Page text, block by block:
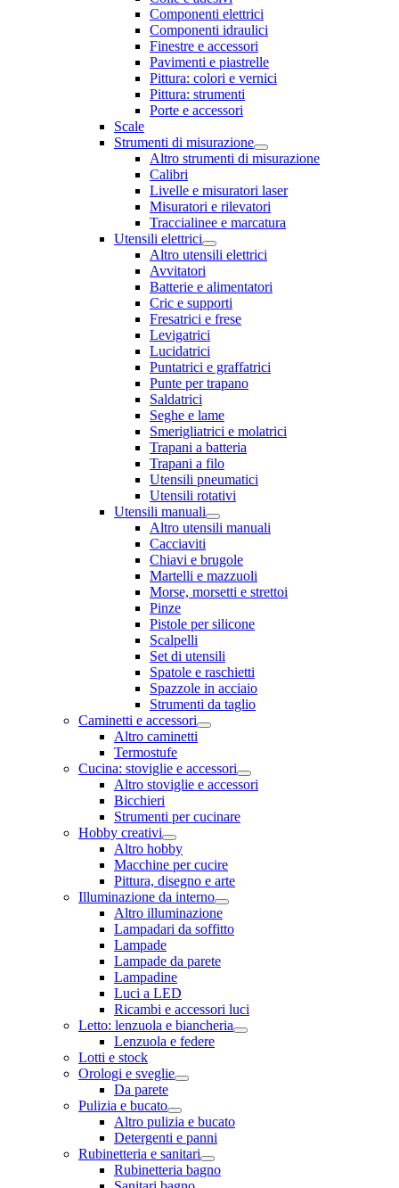
Componenti elettrici
Componenti idraulici
Finestre e accessori
Pavimenti e piastrelle
Pittura: colori e vernici
Pittura: strumenti
Porte e accessori
Scale
Strumenti di misurazione
Altro strumenti di misurazione
Calibri
Livelle e misuratori laser
Misuratori e rilevatori
Traccialinee e marcatura
Utensili elettrici
Altro utensili elettrici
Avvitatori
Batterie e alimentatori
Cric e supporti
Fresatrici e frese
Levigatrici
Lucidatrici
Puntatrici e graffatrici
Punte per trapano
Saldatrici
Seghe e lame
Smerigliatrici e molatrici
Trapani a batteria
Trapani a filo
Utensili pneumatici
Utensili rotativi
Utensili manuali
Altro utensili manuali
Cacciaviti
Chiavi e brugole
Martelli e mazzuoli
Morse, morsetti e strettoi
Pinze
Pistole per silicone
Scalpelli
Set di utensili
Spatole e raschietti
Spazzole in acciaio
Strumenti da taglio
Caminetti e accessori
Altro caminetti
Termostufe
Cucina: stoviglie e accessori
Altro stoviglie e accessori
Bicchieri
Strumenti per cucinare
Hobby creativi
Altro hobby
Macchine per cucire
Pittura, disegno e arte
Illuminazione da interno
Altro illuminazione
Lampadari da soffitto
Lampade
Lampade da parete
Lampadine
Luci a LED
Ricambi e accessori luci
Letto: lenzuola e biancheria
Lenzuola e federe
Lotti e stock
Orologi e sveglie
Da parete
Pulizia e bucato
Altro pulizia e bucato
Detergenti e panni
Rubinetteria e sanitari
Rubinetteria bagno